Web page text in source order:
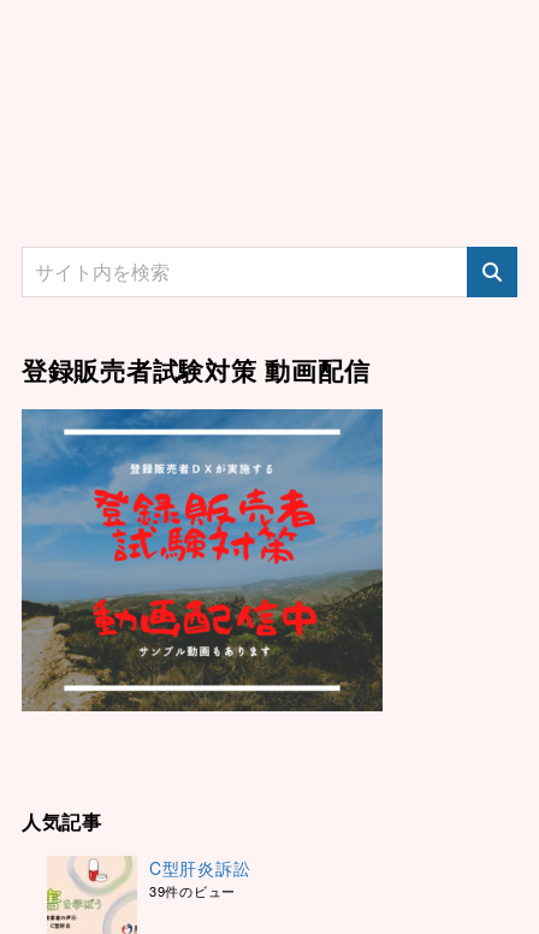
登録販売者試験対策 動画配信
人気記事
C型肝炎訴訟
39件のビュー